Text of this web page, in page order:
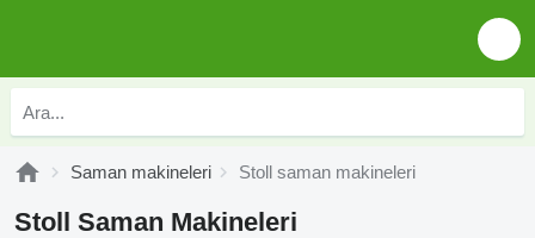
Saman makineleri Stoll saman makineleri
Stoll Saman Makineleri